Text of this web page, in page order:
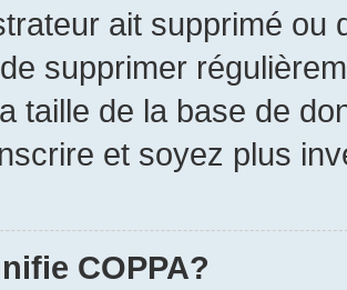
ait supprimé
supprimer
taille de la base de
et soyez plus
COPPA?